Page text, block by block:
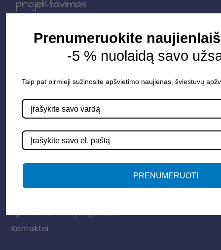
Parduotuvė
Apšvietimo sistemos
Elektros instaliacija
LED juostos
Apšvietimo mokymų įrašas
Kontaktai
Prenumeruokite
-5 % nuolaidą savo
Taip pat pirmieji sužinosite apšvietimo naujienas, šviestuvų
PRENUMERUOTI